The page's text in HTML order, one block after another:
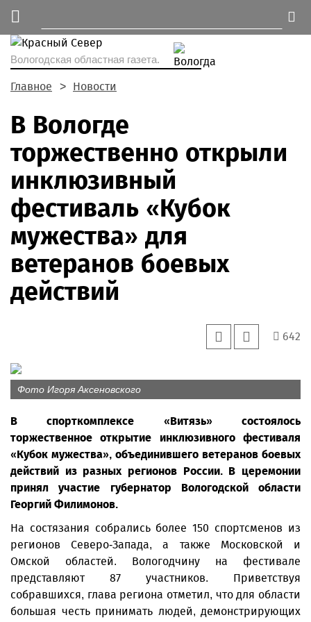
Вологодская областная газета.
Главное Новости
В Вологде
торжественно открыли
инклюзивный
фестиваль «Кубок
мужества» для
ветеранов боевых
действий
642
Фото Игоря Аксеновского
В спорткомплексе «Витязь» состоялось
торжественное открытие инклюзивного фестиваля
«Кубок мужества», объединившего ветеранов боевых
действий из разных регионов России. В церемонии
принял участие губернатор Вологодской области
Георгий Филимонов.
На состязания собрались более 150 спортсменов из
регионов Северо-Запада, а также Московской и
Омской областей. Вологодчину на фестивале
представляют 87 участников. Приветствуя
собравшихся, глава региона отметил, что для области
большая честь принимать людей, демонстрирующих